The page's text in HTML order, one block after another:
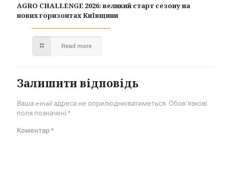
AGRO CHALLENGE 2026: великий старт сезону на
нових горизонтах Київщини
Read more
Залишити відповідь
Ваша e-mail адреса не оприлюднюватиметься. Обов’язкові
поля позначені *
Коментар*